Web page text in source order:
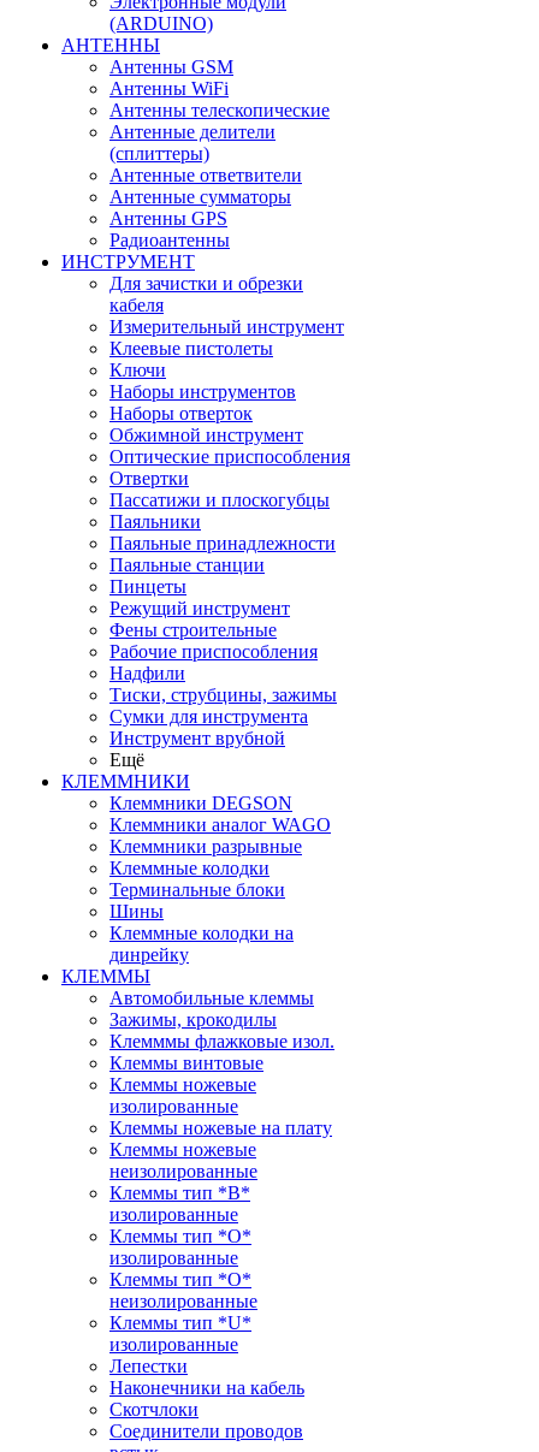
(ARDUINO)
АНТЕННЫ
Антенны GSM
Антенны WiFi
Антенны телескопические
Антенные делители
(сплиттеры)
Антенные ответвители
Антенные сумматоры
Антенны GPS
Радиоантенны
ИНСТРУМЕНТ
Для зачистки и обрезки
кабеля
Измерительный инструмент
Клеевые пистолеты
Ключи
Наборы инструментов
Наборы отверток
Обжимной инструмент
Оптические приспособления
Отвертки
Пассатижи и плоскогубцы
Паяльники
Паяльные принадлежности
Паяльные станции
Пинцеты
Режущий инструмент
Фены строительные
Рабочие приспособления
Надфили
Тиски, струбцины, зажимы
Сумки для инструмента
Инструмент врубной
Ещё
КЛЕММНИКИ
Клеммники DEGSON
Клеммники аналог WAGO
Клеммники разрывные
Клеммные колодки
Терминальные блоки
Шины
Клеммные колодки на
динрейку
КЛЕММЫ
Автомобильные клеммы
Зажимы, крокодилы
Клемммы флажковые изол.
Клеммы винтовые
Клеммы ножевые
изолированные
Клеммы ножевые на плату
Клеммы ножевые
неизолированные
Клеммы тип *B*
изолированные
Клеммы тип *O*
изолированные
Клеммы тип *O*
неизолированные
Клеммы тип *U*
изолированные
Лепестки
Наконечники на кабель
Скотчлоки
Соединители проводов